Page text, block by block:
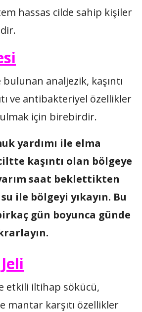
hassas cilde sahip kişiler
analjezik, kaşıntı
ve antibakteriyel özellikler
için birebirdir.
yardımı ile elma
kaşıntı olan bölgeye
saat beklettikten
ile bölgeyi yıkayın. Bu
gün boyunca günde
etkili iltihap sökücü,
mantar karşıtı özellikler